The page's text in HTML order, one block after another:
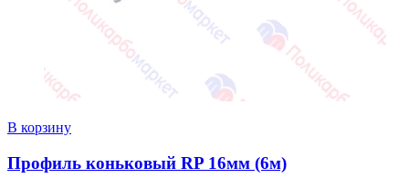
В корзину
Профиль коньковый RP 16мм (6м)